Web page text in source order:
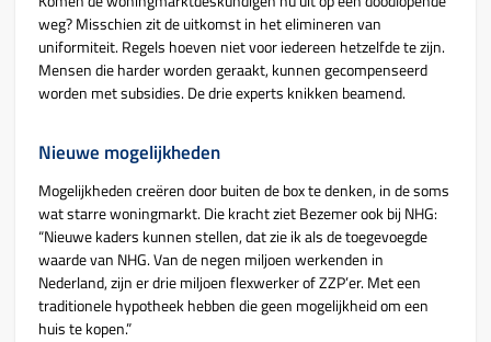
weg? Misschien zit de uitkomst in het elimineren van
uniformiteit. Regels hoeven niet voor iedereen hetzelfde te zijn.
Mensen die harder worden geraakt, kunnen gecompenseerd
worden met subsidies. De drie experts knikken beamend.
Nieuwe mogelijkheden
Mogelijkheden creëren door buiten de box te denken, in de soms
wat starre woningmarkt. Die kracht ziet Bezemer ook bij NHG:
“Nieuwe kaders kunnen stellen, dat zie ik als de toegevoegde
waarde van NHG. Van de negen miljoen werkenden in
Nederland, zijn er drie miljoen flexwerker of ZZP’er. Met een
traditionele hypotheek hebben die geen mogelijkheid om een
huis te kopen.”